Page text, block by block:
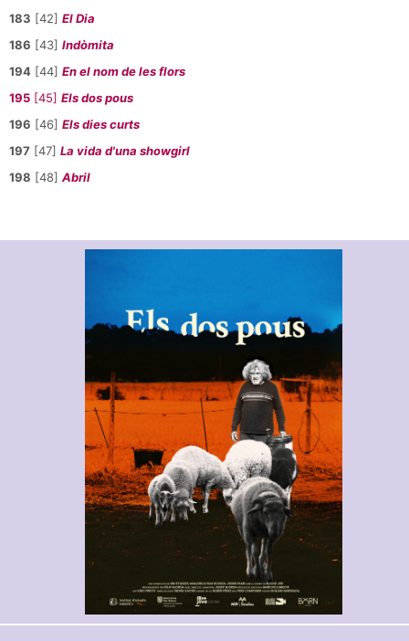
183 [42] El Dia
186 [43] Indòmita
194 [44] En el nom de les flors
195 [45] Els dos pous
196 [46] Els dies curts
197 [47] La vida d'una showgirl
198 [48] Abril